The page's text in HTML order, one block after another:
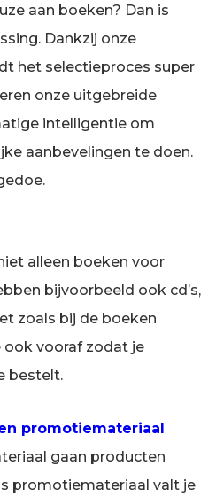
aan boeken? Dan is
Dankzij onze
het selectieproces super
onze uitgebreide
intelligentie om
aanbevelingen te doen.
alleen boeken voor
bijvoorbeeld ook cd’s,
zoals bij de boeken
ook vooraf zodat je
bestelt.
promotiemateriaal
gaan producten
promotiemateriaal valt je